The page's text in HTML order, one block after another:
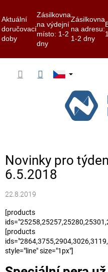
Aktuální
doručovací
doby
Zásilkovna
na výdejní
místo: 1-2
dny
Zásilkovna
na adresu:
1-2 dny
Novinky pro
6.5.2018
22.8.2019
[products
[products
style="line" size="1px"]